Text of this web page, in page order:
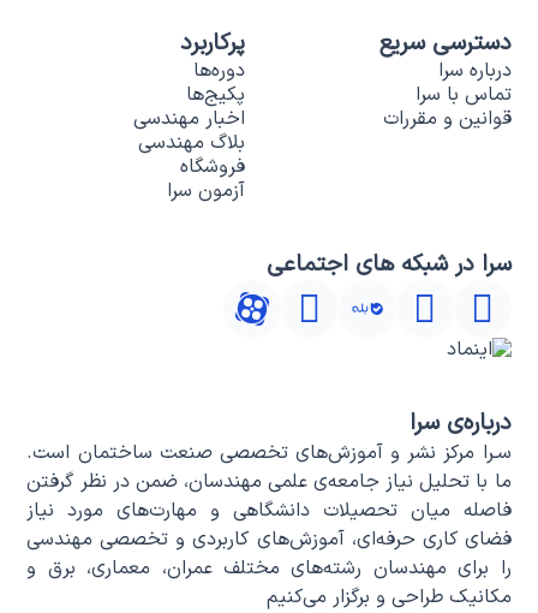
دسترسی سریع
درباره سرا
تماس با سرا
قوانین و مقررات
پرکاربرد
دوره‌ها
پکیج‌ها
اخبار مهندسی
بلاگ مهندسی
فروشگاه
آزمون سرا
سرا در شبکه های اجتماعی
درباره‌ی سرا
سـرا مرکز نشر و آموزش‌های تخصصی صنعت ساختمان است.
ما با تحلیل نیاز جامعه‌ی علمی مهندسان، ضمن در نظر گرفتن
فاصله میان تحصیلات دانشگاهی و مهارت‌های مورد نیاز
فضای کاری حرفه‌ای، آموزش‌های کاربردی و تخصصی مهندسی
را برای مهندسان رشته‌های مختلف عمران، معماری، برق و
مکانیک طراحی و برگزار می‌کنیم